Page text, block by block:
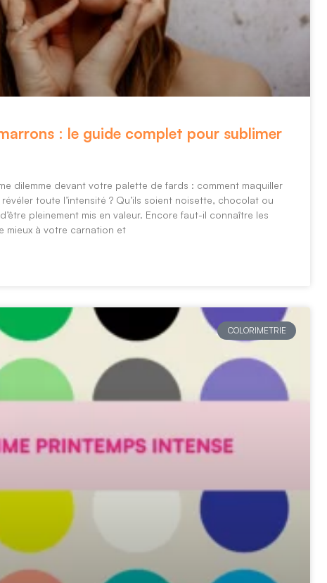
: le guide complet pour sublimer
dilemme devant votre palette de fards : comment maquiller
toute l’intensité ? Qu’ils soient noisette, chocolat ou
pleinement mis en valeur. Encore faut-il connaître les
mieux à votre carnation et
COLORIMETRIE